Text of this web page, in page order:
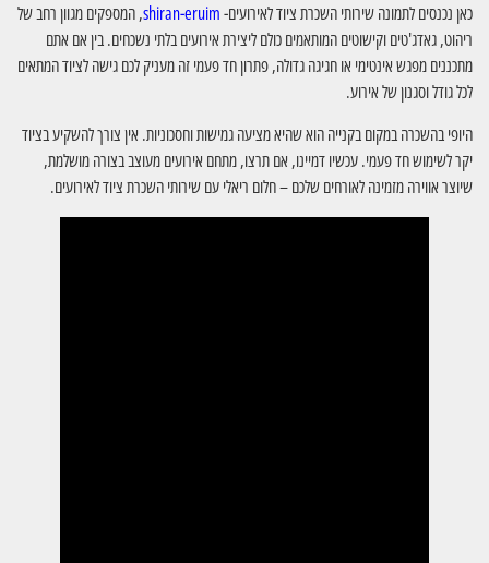
כאן נכנסים לתמונה שירותי השכרת ציוד לאירועים-shiran-eruim, המספקים מגוון רחב של
ריהוט, גאדג'טים וקישוטים המותאמים כולם ליצירת אירועים בלתי נשכחים. בין אם אתם
מתכננים מפגש אינטימי או חגיגה גדולה, פתרון חד פעמי זה מעניק לכם גישה לציוד המתאים
לכל גודל וסגנון של אירוע.
היופי בהשכרה במקום בקנייה הוא שהיא מציעה גמישות וחסכוניות. אין צורך להשקיע בציוד
יקר לשימוש חד פעמי. עכשיו דמיינו, אם תרצו, מתחם אירועים מעוצב בצורה מושלמת,
שיוצר אווירה מזמינה לאורחים שלכם – חלום ריאלי עם שירותי השכרת ציוד לאירועים.